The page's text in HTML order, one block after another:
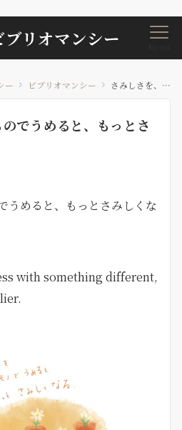
リオマンシー
ー ビブリオマンシー さみしさを、違うものでうめると、もっとさみしくなる。
でうめると、もっとさ
うめると、もっとさみしくな
with something different,